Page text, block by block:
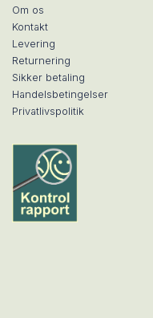
Om os
Kontakt
Levering
Returnering
Sikker betaling
Handelsbetingelser
Privatlivspolitik